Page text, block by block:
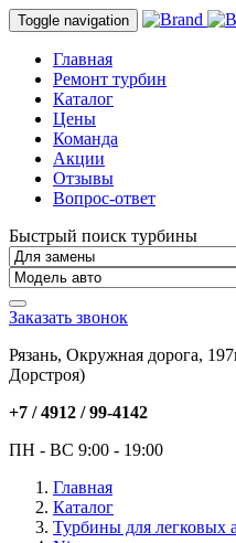
Toggle navigation
Главная
Ремонт турбин
Каталог
Цены
Команда
Акции
Отзывы
Вопрос-ответ
Быстрый поиск турбины
Заказать звонок
Рязань, Окружная дорога,
Дорстроя)
+7 / 4912 /99-4142
ПН - ВС 9:00 - 19:00
Главная
Каталог
Турбины для легковых